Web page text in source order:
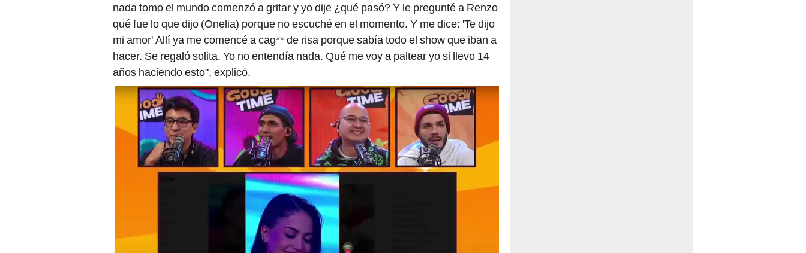
nada tomo el mundo comenzó a gritar y yo dije ¿qué pasó? Y le pregunté a Renzo
qué fue lo que dijo (Onelia) porque no escuché en el momento. Y me dice: 'Te dijo
mi amor' Allí ya me comencé a cag** de risa porque sabía todo el show que iban a
hacer. Se regaló solita. Yo no entendía nada. Qué me voy a paltear yo si llevo 14
años haciendo esto", explicó.